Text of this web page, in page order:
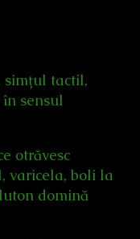
simțul tactil,
sensul
otrăvesc
varicela, boli la
domină